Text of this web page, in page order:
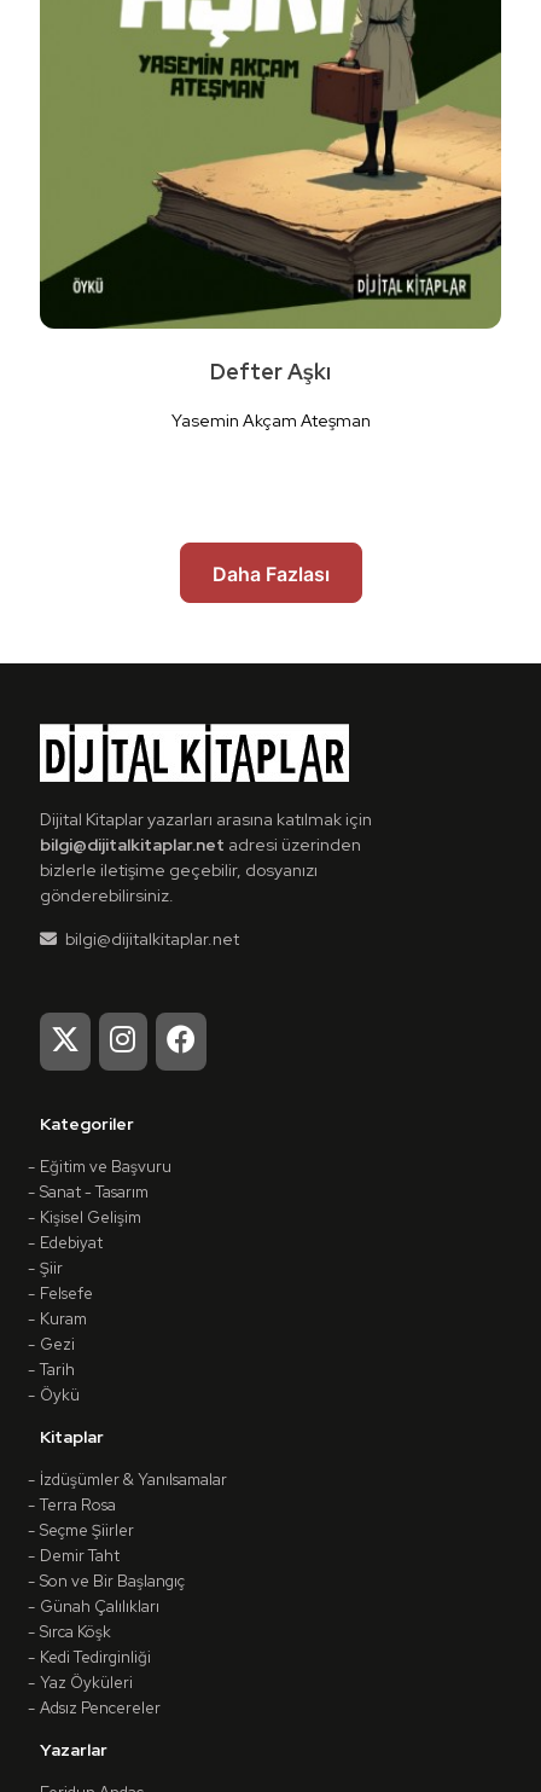
Detaylı İncele
Defter Aşkı
Yasemin Akçam Ateşman
Daha Fazlası
Dijital Kitaplar yazarları arasına katılmak için
bilgi@dijitalkitaplar.net adresi üzerinden
bizlerle iletişime geçebilir, dosyanızı
gönderebilirsiniz.
bilgi@dijitalkitaplar.net
Kategoriler
Eğitim ve Başvuru
Sanat - Tasarım
Kişisel Gelişim
Edebiyat
Şiir
Felsefe
Kuram
Gezi
Tarih
Öykü
Kitaplar
İzdüşümler & Yanılsamalar
Terra Rosa
Seçme Şiirler
Demir Taht
Son ve Bir Başlangıç
Günah Çalılıkları
Sırca Köşk
Kedi Tedirginliği
Yaz Öyküleri
Adsız Pencereler
Yazarlar